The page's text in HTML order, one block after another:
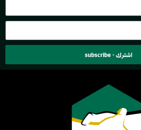
اشترك - subscribe